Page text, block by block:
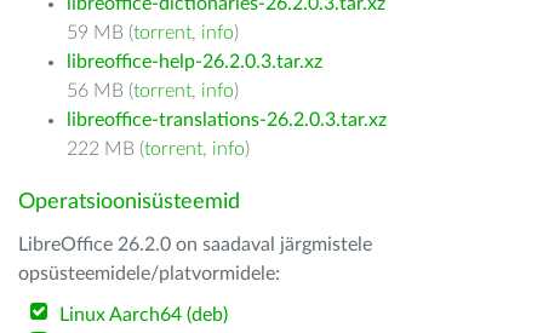
59 MB (torrent, info)
libreoffice-help-26.2.0.3.tar.xz
56 MB (torrent, info)
libreoffice-translations-26.2.0.3.tar.xz
222 MB (torrent, info)
Operatsioonisüsteemid
LibreOffice 26.2.0 on saadaval järgmistele
opsüsteemidele/platvormidele:
Linux Aarch64 (deb)